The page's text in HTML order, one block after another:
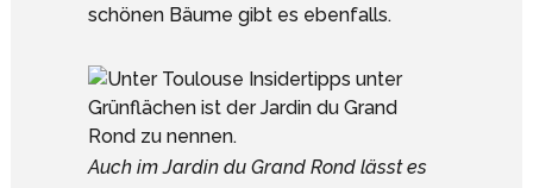
schönen Bäume gibt es ebenfalls.
Auch im Jardin du Grand Rond lässt es